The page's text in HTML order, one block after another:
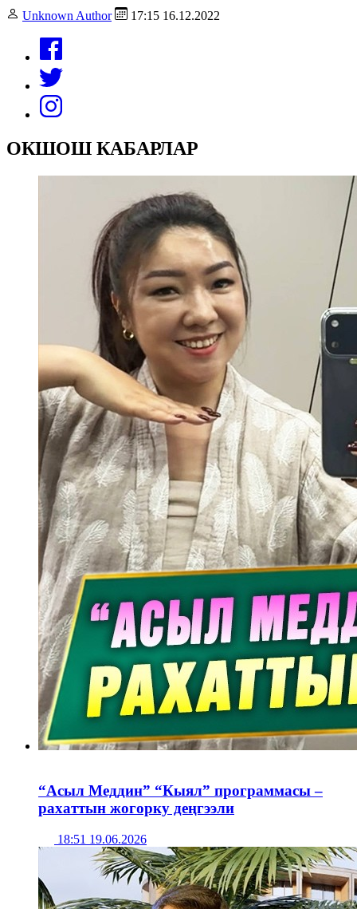
Unknown Author 17:15 16.12.2022
ОКШОШ КАБАРЛАР
“Асыл Меддин” “Кыял” программасы –
рахаттын жогорку деңгээли
18:51 19.06.2026